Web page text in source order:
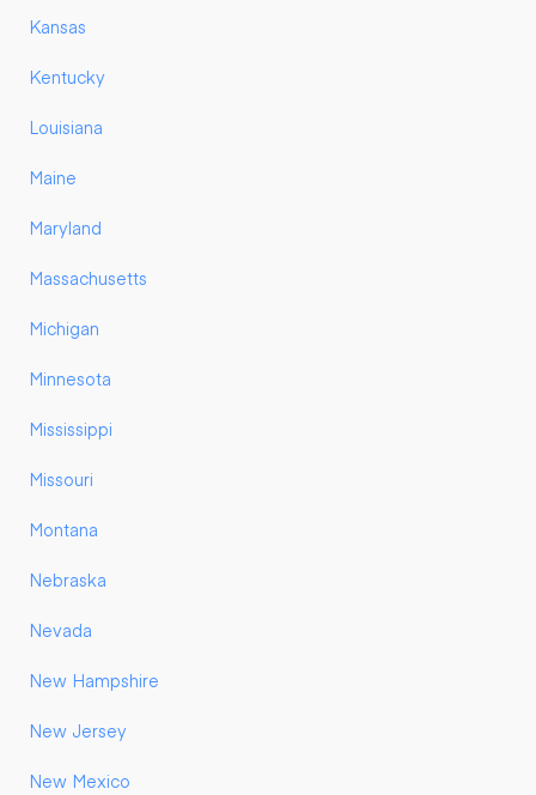
Kansas
Kentucky
Louisiana
Maine
Maryland
Massachusetts
Michigan
Minnesota
Mississippi
Missouri
Montana
Nebraska
Nevada
New Hampshire
New Jersey
New Mexico